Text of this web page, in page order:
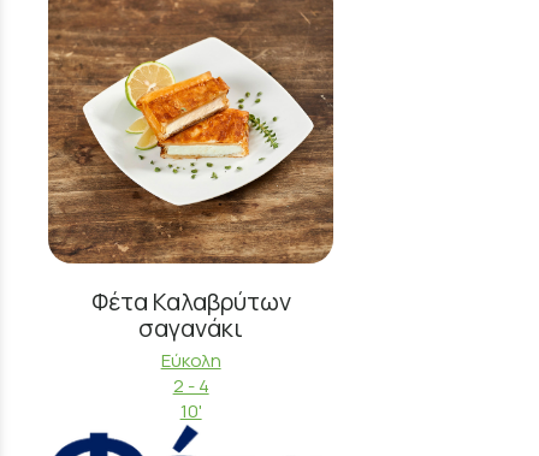
Φέτα Καλαβρύτων
σαγανάκι
Εύκολη
2 - 4
10'